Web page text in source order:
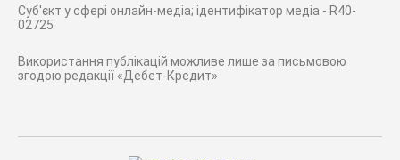
Суб'єкт у сфері онлайн-медіа; ідентифікатор медіа - R40-
02725
Використання публікацій можливе лише за письмовою
згодою редакції «Дебет-Кредит»